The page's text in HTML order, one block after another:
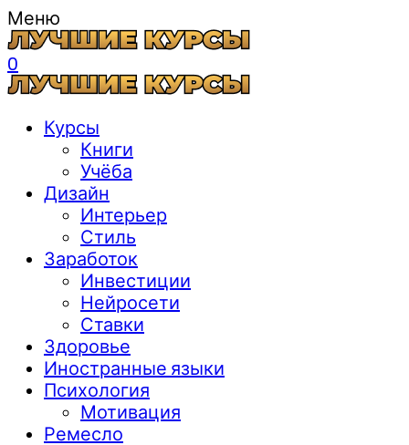
Меню
0
Курсы
Книги
Учёба
Дизайн
Интерьер
Стиль
Заработок
Инвестиции
Нейросети
Ставки
Здоровье
Иностранные языки
Психология
Мотивация
Ремесло